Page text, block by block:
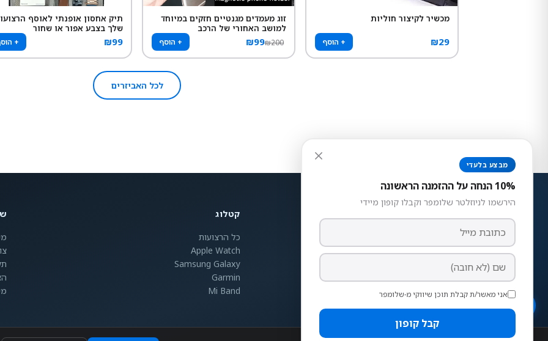
מכשיר לקיצור חוליות
₪29 + הוסף
זוג מעמדים מגנטיים חזקים במיוחד
למושב האחורי של הרכב
₪99₪200 + הוסף
תיק אחסון אופנתי לאוסף
שלך בצבע אפור או שחור
₪99
+
לכל האביזרים
רצועות איכותיות לשעונים חכמים.
Apple Watch, Samsung, Garmin ועוד.
קטלוג
כל הרצועות
Apple Watch
Samsung Galaxy
Garmin
Mi Band
100%
115%
מרווח שורות
רגיל בינוני מרווח
הדגשת קישורים פונט קריא
הדגשת כותרות סמן גדול
עצור אנימציות
הצהרת נגישות
מבצע בלעדי
10% הנחה על ההזמנה הראשונה
הירשמו לניוזלטר שלומפר וקבלו קופון מיידי
אני מאשר/ת קבלת תוכן שיווקי מ-שלומפר
קבל קופון